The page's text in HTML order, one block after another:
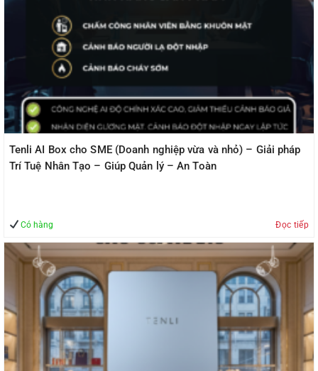
Tenli AI Box cho SME (Doanh nghiệp vừa và nhỏ) – Giải pháp
Trí Tuệ Nhân Tạo – Giúp Quản lý – An Toàn
Có hàng Đọc tiếp